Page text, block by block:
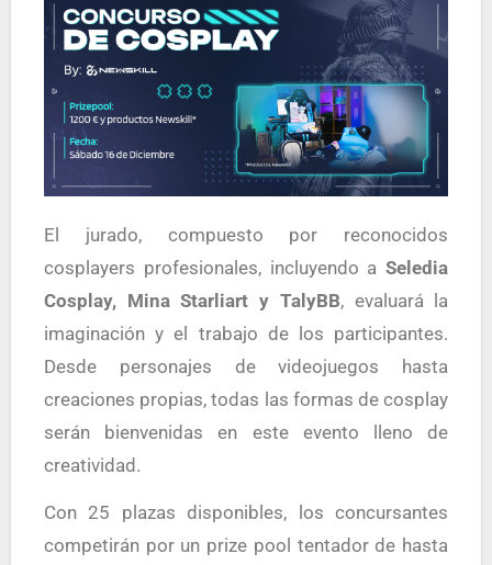
El jurado, compuesto por reconocidos
cosplayers profesionales, incluyendo aSeledia
Cosplay, Mina Starliart y TalyBB, evaluará la
imaginación y el trabajo de los participantes.
Desde personajes de videojuegos hasta
creaciones propias, todas las formas de cosplay
serán bienvenidas en este evento lleno de
creatividad.
Con 25 plazas disponibles, los concursantes
competirán por un prize pool tentador de hasta